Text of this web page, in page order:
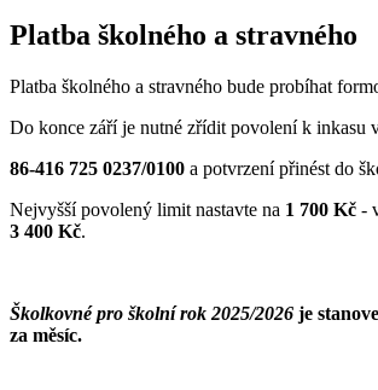
Platba školného a stravného
Platba školného a stravného bude probíhat
Do konce září je nutné zřídit povolení k inkasu
86-416 725 0237/0100 a potvrzení přinést do
Nejvyšší povolený limit nastavte na 1 700 Kč -
3 400 Kč.
Školkovné pro školní rok 2025/2026 je
za měsíc.